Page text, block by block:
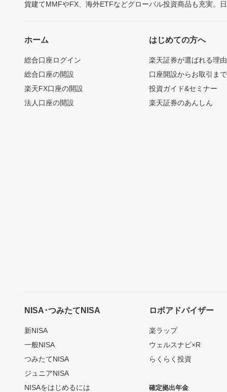
貨建てMMFやFX、海外ETFなどグローバル投資商品も充実。
ホーム
総合口座ログイン
総合口座の開設
楽天FX口座の開設
法人口座の開設
はじめての方へ
楽天証券が選ばれる理由
口座開設からお取引ま
投資ガイド&セミナー
楽天証券のあんしん
NISA･つみたてNISA
新NISA
一般NISA
つみたてNISA
ジュニアNISA
NISAをはじめるには
ロボアドバイザー
楽ラップ
ウェルスナビ×R
らくらく投資
確定拠出年金